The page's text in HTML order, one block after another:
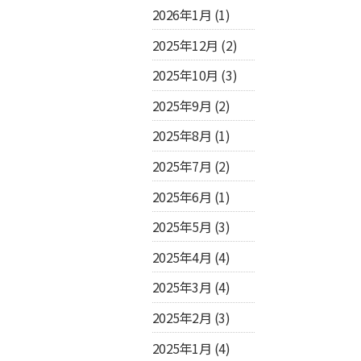
2026年1月 (1)
2025年12月 (2)
2025年10月 (3)
2025年9月 (2)
2025年8月 (1)
2025年7月 (2)
2025年6月 (1)
2025年5月 (3)
2025年4月 (4)
2025年3月 (4)
2025年2月 (3)
2025年1月 (4)